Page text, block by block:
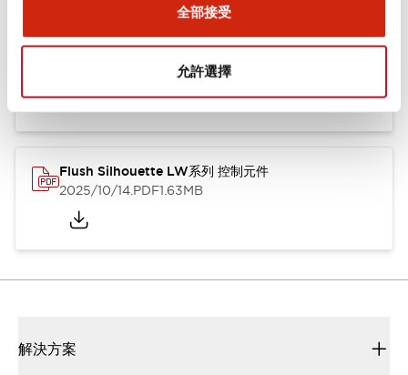
全部接受
允許選擇
Flush Silhouette LW系列 控制元件 (英文版)
1.23MB
Flush Silhouette LW系列 控制元件
2025/10/14.PDF1.63MB
解決方案